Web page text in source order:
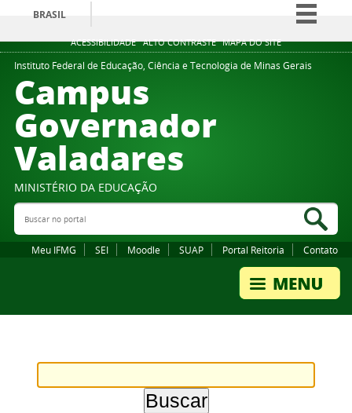
ACESSIBILIDADE ALTO CONTRASTE MAPA DO SITE
BRASIL
Simplifique!
Comunica BR
Instituto Federal de Educação, Ciência e Tecnologia de Minas Gerais
Campus
Governador
Valadares
MINISTÉRIO DA EDUCAÇÃO
Buscar no portal
Meu IFMG SEI Moodle SUAP Portal Reitoria Contato